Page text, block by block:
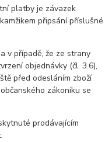
platby je závazek
připsání příslušné
v případě, že ze strany
objednávky (čl. 3.6),
před odesláním zboží
zákoníku se
prodávajícím